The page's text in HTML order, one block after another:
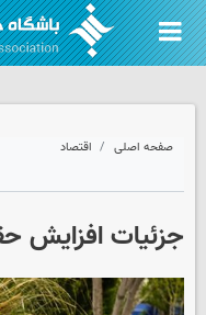
صفحه اصلی اقتصاد
جزئیات افزایش